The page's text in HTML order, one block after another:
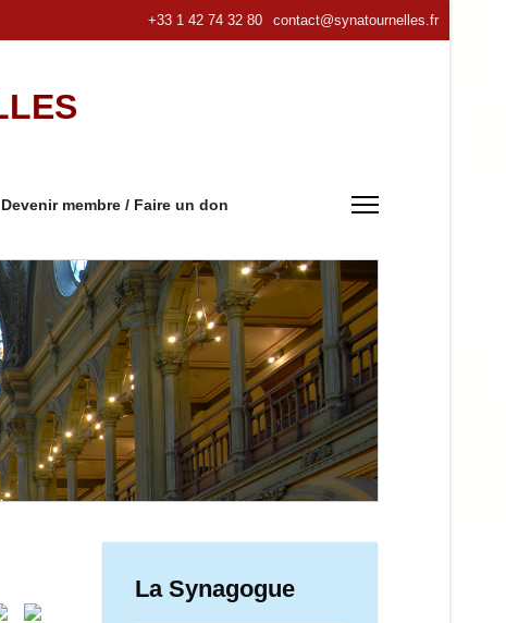
+33 1 42 74 32 80 contact@synatournelles.fr
Devenir membre / Faire un don
La Synagogue